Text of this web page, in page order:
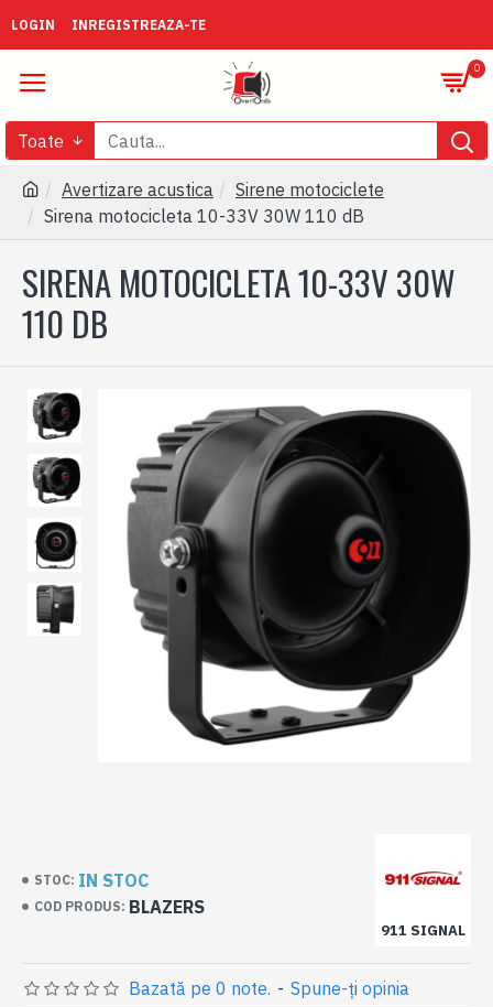
LOGIN INREGISTREAZA-TE
0
Toate
Avertizare acustica
Sirene motociclete
Sirena motocicleta 10-33V 30W 110 dB
SIRENA MOTOCICLETA 10-33V 30W
110 DB
STOC: IN STOC
COD PRODUS: BLAZERS
911 SIGNAL
Bazată pe 0 note. - Spune-ţi opinia